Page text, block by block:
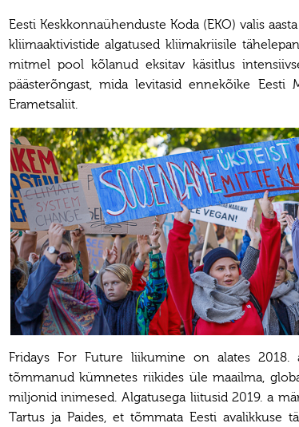
Eesti Keskkonnaühenduste Koda (EKO) valis
kliimaaktivistide algatused kliimakriisile
mitmel pool kõlanud eksitav käsitlus
päästerõngast, mida levitasid ennekõike
Erametsaliit.
Fridays For Future liikumine on alates 2018.
tõmmanud kümnetes riikides üle maailma,
miljonid inimesed. Algatusega liitusid 2019. a
Tartus ja Paides, et tõmmata Eesti avalikkuse